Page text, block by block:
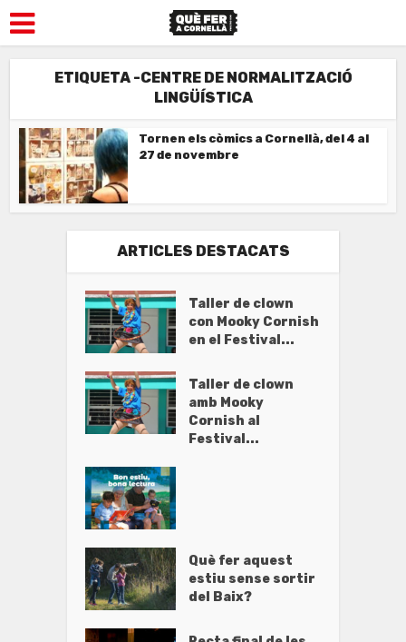
ETIQUETA -CENTRE DE NORMALITZACIÓ
LINGÜÍSTICA
Tornen els còmics a Cornellà, del 4 al
27 de novembre
ARTICLES DESTACATS
Taller de clown
con Mooky Cornish
en el Festival...
Taller de clown
amb Mooky
Cornish al
Festival...
Què fer aquest
estiu sense sortir
del Baix?